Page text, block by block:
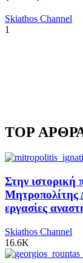
Skiathos Channel
1
TOP
Στην
Μητροπολίτης
εργασίες
Skiathos Channel
16.6K